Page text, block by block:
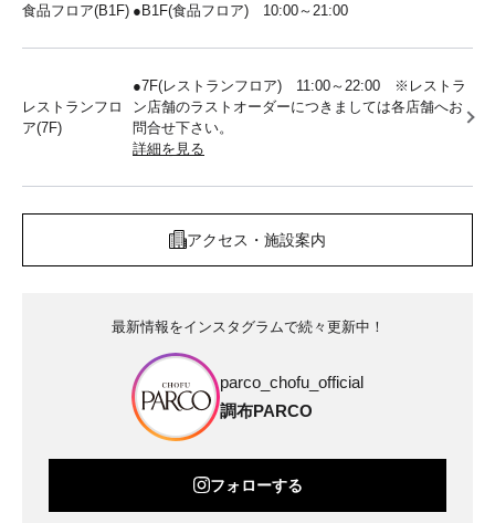
食品フロア(B1F) ●B1F(食品フロア) 10:00～21:00
レストランフロ
ア(7F)
●7F(レストランフロア) 11:00～22:00 ※レストラ
ン店舗のラストオーダーにつきましては各店舗へお
問合せ下さい。
詳細を見る
アクセス・施設案内
最新情報をインスタグラムで続々更新中！
parco_chofu_official
調布PARCO
フォローする